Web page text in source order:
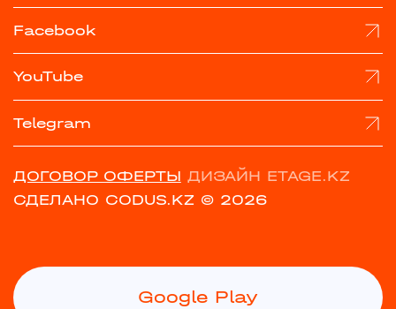
Facebook
YouTube
Telegram
ДОГОВОР ОФЕРТЫ ДИЗАЙН ETAGE.KZ
СДЕЛАНО CODUS.KZ © 2026
Google Play